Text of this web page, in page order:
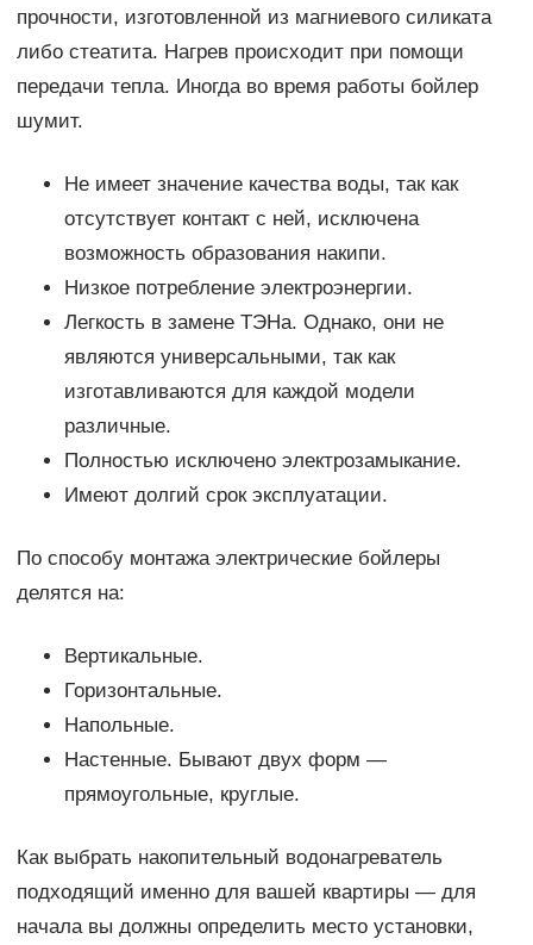
прочности, изготовленной из магниевого силиката
либо стеатита. Нагрев происходит при помощи
передачи тепла. Иногда во время работы бойлер
шумит.
Не имеет значение качества воды, так как
отсутствует контакт с ней, исключена
возможность образования накипи.
Низкое потребление электроэнергии.
Легкость в замене ТЭНа. Однако, они не
являются универсальными, так как
изготавливаются для каждой модели
различные.
Полностью исключено электрозамыкание.
Имеют долгий срок эксплуатации.
По способу монтажа электрические бойлеры
делятся на:
Вертикальные.
Горизонтальные.
Напольные.
Настенные. Бывают двух форм —
прямоугольные, круглые.
Как выбрать накопительный водонагреватель
подходящий именно для вашей квартиры — для
начала вы должны определить место установки,